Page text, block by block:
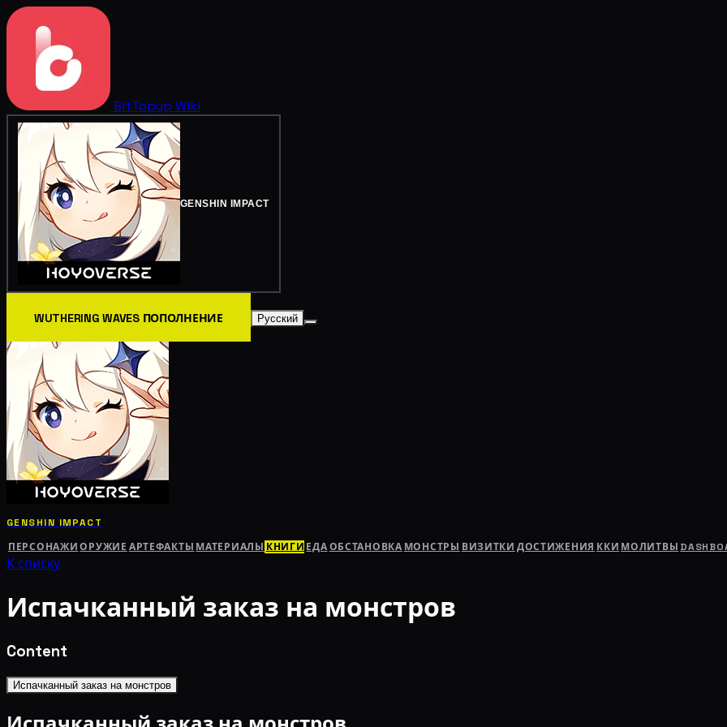
BitTopup Wiki
GENSHIN IMPACT
WUTHERING WAVES ПОПОЛНЕНИЕ Русский
GENSHIN IMPACT
ПЕРСОНАЖИ ОРУЖИЕ АРТЕФАКТЫ МАТЕРИАЛЫ КНИГИ ЕДАОБСТАНОВКА МОНСТРЫ ВИЗИТКИ ДОСТИЖЕНИЯ ККИ МОЛИТВЫ
К списку
Испачканный заказ на монстров
Content
Испачканный заказ на монстров